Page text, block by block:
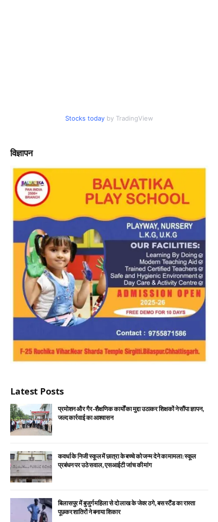
Stocks today by TradingView
विज्ञापन
Latest Posts
प्रमोशन और गैर-शैक्षणिक कार्यों का मुद्दा उठाकर शिक्षकों ने सौंपा ज्ञापन,
जल्द कार्रवाई का आश्वासन
कवर्धा के निजी स्कूल में छात्रा के बच्चे को जन्म देने का मामला: स्कूल
प्रबंधन पर उठे सवाल, एसआईटी जांच की मांग
बिलासपुर में बुजुर्ग महिला से दो लाख के जेवर ठगे, बस स्टैंड का रास्ता
पूछकर शातिरों ने बनाया शिकार